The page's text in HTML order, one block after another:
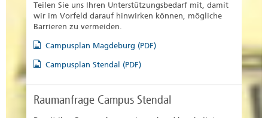
Teilen Sie uns Ihren Unterstützungsbedarf mit, damit
wir im Vorfeld darauf hinwirken können, mögliche
Barrieren zu vermeiden.
Campusplan Magdeburg (PDF)
Campusplan Stendal (PDF)
Raumanfrage Campus Stendal